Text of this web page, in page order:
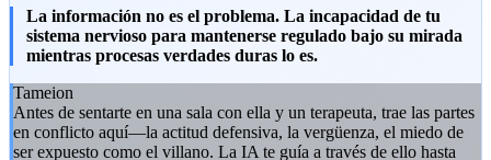
La información no es el problema. La incapacidad de tu
sistema nervioso para mantenerse regulado bajo su mirada
mientras procesas verdades duras lo es.
Tameion
Antes de sentarte en una sala con ella y un terapeuta, trae las partes
en conflicto aquí—la actitud defensiva, la vergüenza, el miedo de
ser expuesto como el villano. La IA te guía a través de ello hasta